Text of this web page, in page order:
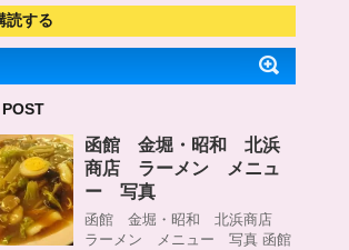
読する
函館 金堀・昭和 北浜
商店 ラーメン メニュ
ー 写真
函館 金堀・昭和 北浜商店
ラーメン メニュー 写真 函館